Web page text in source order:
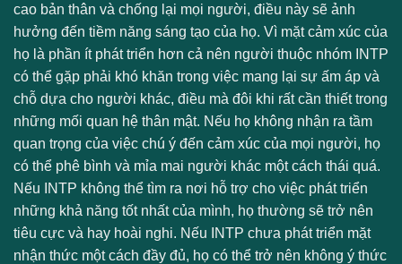
cao bản thân và chống lại mọi người, điều này sẽ ảnh
hưởng đến tiềm năng sáng tạo của họ. Vì mặt cảm xúc của
họ là phần ít phát triển hơn cả nên người thuộc nhóm INTP
có thể gặp phải khó khăn trong việc mang lại sự ấm áp và
chỗ dựa cho người khác, điều mà đôi khi rất cần thiết trong
những mối quan hệ thân mật. Nếu họ không nhận ra tầm
quan trọng của việc chú ý đến cảm xúc của mọi người, họ
có thể phê bình và mỉa mai người khác một cách thái quá.
Nếu INTP không thể tìm ra nơi hỗ trợ cho việc phát triển
những khả năng tốt nhất của mình, họ thường sẽ trở nên
tiêu cực và hay hoài nghi. Nếu INTP chưa phát triển mặt
nhận thức một cách đầy đủ, họ có thể trở nên không ý thức